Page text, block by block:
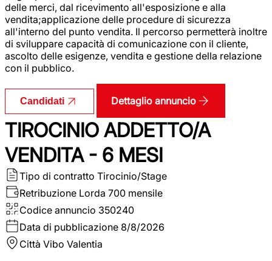
delle merci, dal ricevimento all'esposizione e alla
vendita;applicazione delle procedure di sicurezza
all'interno del punto vendita. Il percorso permetterà inoltre
di sviluppare capacità di comunicazione con il cliente,
ascolto delle esigenze, vendita e gestione della relazione
con il pubblico.
Candidati Dettaglio annuncio
TIROCINIO ADDETTO/A
VENDITA - 6 MESI
Tipo di contratto Tirocinio/Stage
Retribuzione Lorda 700 mensile
Codice annuncio 350240
Data di pubblicazione 8/8/2026
Città Vibo Valentia